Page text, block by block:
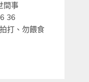
間事
36
打、勿餵食